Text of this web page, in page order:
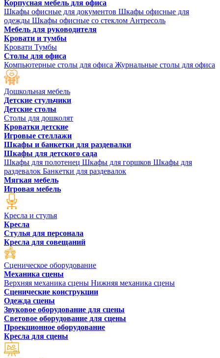
Корпусная мебель для офиса
Шкафы офисные для документов Шкафы офисные для
одежды Шкафы офисные со стеклом Антресоль
Мебель для руководителя
Кровати и тумбы
Кровати Тумбы
Столы для офиса
Компьютерные столы для офиса Журнальные столы для офиса
Дошкольная мебель
Детские стульчики
Детские столы
Столы для дошколят
Кроватки детские
Игровые стеллажи
Шкафы и банкетки для раздевалки
Шкафы для детского сада
Шкафы для полотенец Шкафы для горшков Шкафы для
раздевалок Банкетки для раздевалок
Мягкая мебель
Игровая мебель
Кресла и стулья
Кресла
Стулья для персонала
Кресла для совещаний
Сценическое оборудование
Механика сцены
Верхняя механика сцены Нижняя механика сцены
Сценические конструкции
Одежда сцены
Звуковое оборудование для сцены
Световое оборудование для сцены
Проекционное оборудование
Кресла для сцены